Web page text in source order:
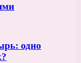
одно